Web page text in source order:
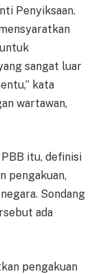
Penyiksaan.
sangat luar
kata
wartawan,
itu, definisi
pengakuan,
Sondang
ada
pengakuan